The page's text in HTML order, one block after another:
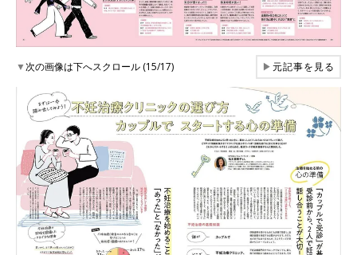
▼次の画像は下へスクロール (15/17) ▶元記事を見る